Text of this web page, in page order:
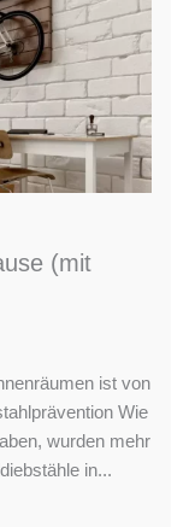
(mit
ist von
Wie
wurden mehr
in...